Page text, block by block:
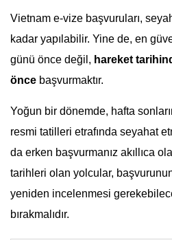
Vietnam e-vize başvuruları,
kadar yapılabilir. Yine de, en
günü önce değil, hareket
önce başvurmaktır.
Yoğun bir dönemde, hafta
resmi tatilleri etrafında seyahat
da erken başvurmanız akıllıca
tarihleri olan yolcular,
yeniden incelenmesi
bırakmalıdır.